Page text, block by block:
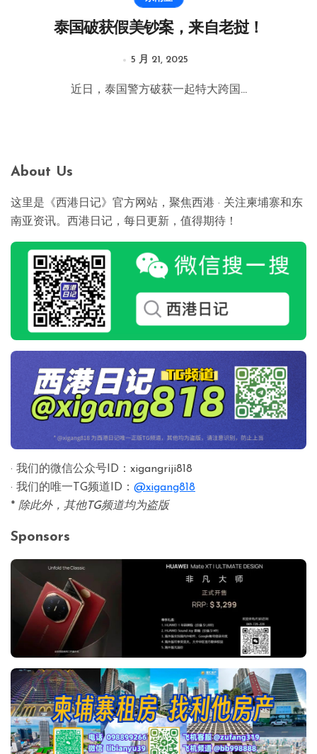
泰国破获假美钞案，来自老挝！
5 月 21, 2025
近日，泰国警方破获一起特大跨国...
About Us
这里是《西港日记》官方网站，聚焦西港 · 关注柬埔寨和东
南亚资讯。西港日记，每日更新，值得期待！
· 我们的微信公众号ID：xigangriji818
· 我们的唯一TG频道ID： @xigang818
* 除此外，其他TG频道均为盗版
Sponsors